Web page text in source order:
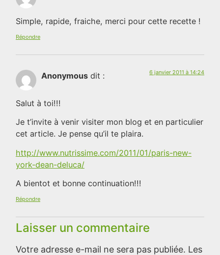
Simple, rapide, fraiche, merci pour cette recette !
Répondre
Anonymous dit : 6 janvier 2011 à 14:24
Salut à toi!!!
Je t’invite à venir visiter mon blog et en particulier
cet article. Je pense qu’il te plaira.
http://www.nutrissime.com/2011/01/paris-new-
york-dean-deluca/
A bientot et bonne continuation!!!
Répondre
Laisser un commentaire
Votre adresse e-mail ne sera pas publiée. Les